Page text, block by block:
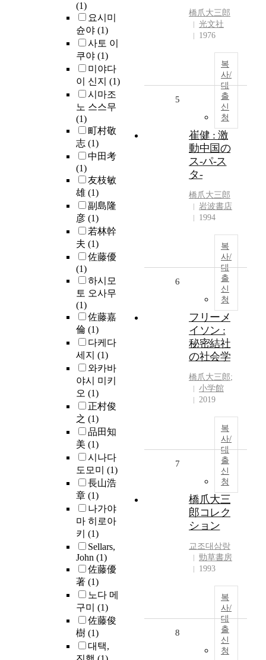
(1)
요시미
슌야 (1)
사토 이
쿠야 (1)
미야다
이 신지 (1)
시마조
노 스스무
(1)
町村敬
志 (1)
中田考
(1)
友枝敏
雄 (1)
副島隆
彦 (1)
若林幹
夫 (1)
佐藤優
(1)
하시모
토 오사무
(1)
佐藤嘉
倫 (1)
다케다
세지 (1)
와카바
야시 미키
오 (1)
正村俊
之 (1)
品田知
美 (1)
시나다
도모미 (1)
長山浩
章 (1)
나가야
마 히로아
키 (1)
Sellars,
John (1)
佐藤優
著 (1)
노다 메
구미 (1)
佐藤俊
樹 (1)
대택,
橋爪大三郎
光文社
1976
복
사/
대
출
신
청
5
崔健 : 激
動中国の
ス-パ-ス
タ-
橋爪大三郎
岩波書店
1994
복
사/
대
출
신
청
6
フリーメ
イソン :
秘密結社
の社会学
橋爪大三郎;
小学館
2019
복
사/
대
출
신
청
7
橋爪大三
郎コレク
ション
교조대삼랑
勁草書房
1993
복
사/
대
출
신
청
8